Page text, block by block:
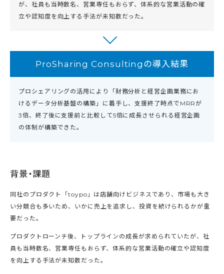
が、社員も当時数名、営業専任もおらず、体系的な営業活動の確
立や認知度を向上する手法が未知数だった。
ProSharing Consultingの導入結果
プロシェアリングの活用により「財務分析と経営企画業務にお
けるデータ分析基盤の構築」に着手し、支援終了時点でMRRが
3倍、終了後に支援前と比較して5倍に成長させられる経営企画
の体制が構築できた。
背景・課題
同社のプロダクト「toypo」は店舗向けビジネスであり、市場も大き
い分競合も多いため、いかに売上を追求し、投資を続けられるかが重
要だった。
プロダクトローンチ後、トップラインの成長が求められていたが、社
員も当時数名、営業専任もおらず、体系的な営業活動の確立や認知度
を向上する手法が未知数だった。